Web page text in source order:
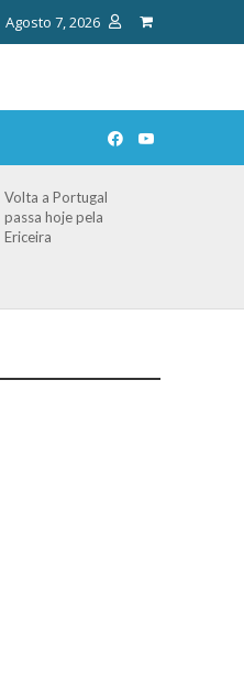
Agosto 7, 2026
Volta a Portugal
passa hoje pela
Ericeira